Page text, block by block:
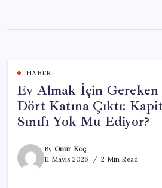
content
HABER
Ev Almak İçin Gereken
Dört Katına Çıktı:
Sınıfı Yok Mu Ediyor?
By Onur Koç
11 Mayıs 2026
2 Min Read